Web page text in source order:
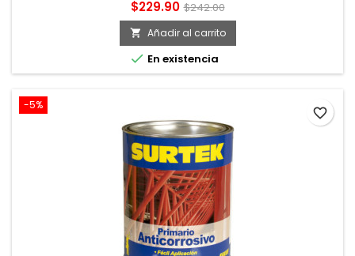
superficies a pintar. Tiempo de secado tacto: 15min curado:
72hrs
Precio
$229.90 Precio
base
$242.00
 Añadir al carrito
 En existencia
-5%
favorite_border